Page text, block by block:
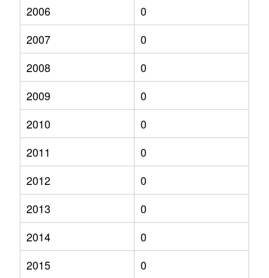
2006
0
2007
0
2008
0
2009
0
2010
0
2011
0
2012
0
2013
0
2014
0
2015
0